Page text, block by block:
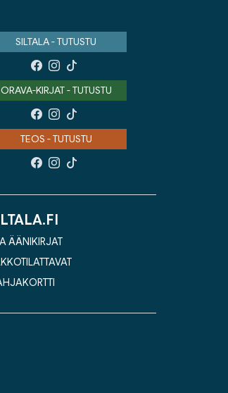
SILTALA - TUTUSTU
ORAVA-KIRJAT - TUTUSTU
TEOS - TUTUSTU
ÄÄNIKIRJAT